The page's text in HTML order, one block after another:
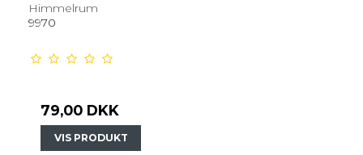
Himmelrum
9970
79,00 DKK
VIS PRODUKT